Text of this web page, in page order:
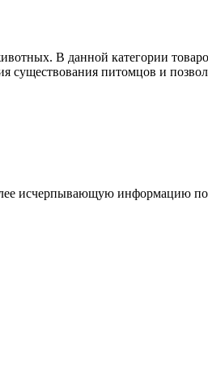
В данной категории
существования питомцов и
исчерпывающую информацию